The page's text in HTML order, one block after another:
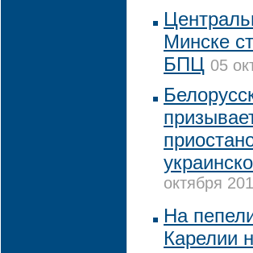
Минске
БПЦ 05
октября
На
Карелии